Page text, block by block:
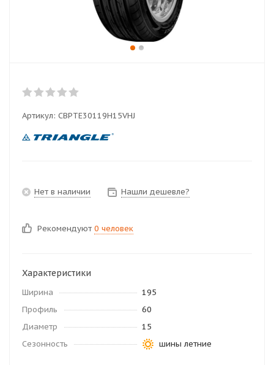
Артикул: CBPTE30119H15VHJ
Нет в наличии Нашли дешевле?
Рекомендуют 0 человек
Характеристики
Ширина
195
Профиль
60
Диаметр
15
Сезонность
шины летние